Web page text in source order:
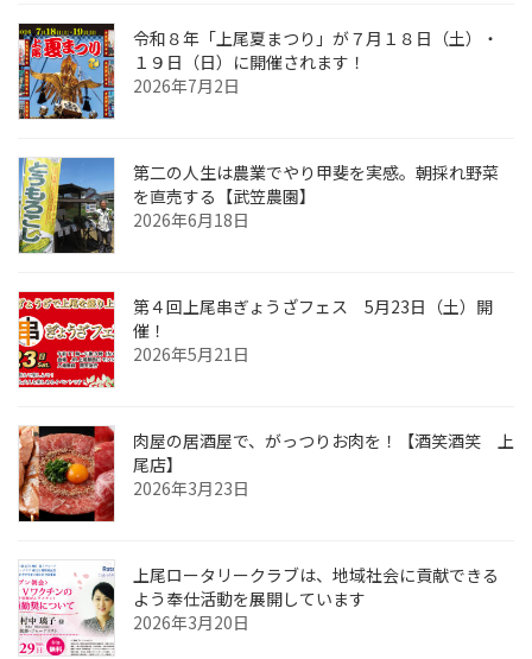
令和８年「上尾夏まつり」が７月１８日（土）・
１９日（日）に開催されます！
2026年7月2日
第二の人生は農業でやり甲斐を実感。朝採れ野菜
を直売する【武笠農園】
2026年6月18日
第４回上尾串ぎょうざフェス 5月23日（土）開
催！
2026年5月21日
肉屋の居酒屋で、がっつりお肉を！【酒笑酒笑 上
尾店】
2026年3月23日
上尾ロータリークラブは、地域社会に貢献できる
よう奉仕活動を展開しています
2026年3月20日